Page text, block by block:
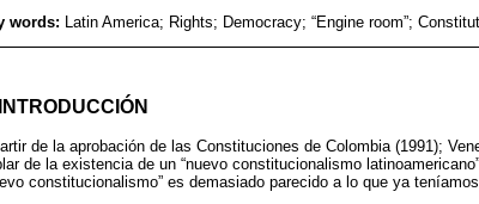
words:
Latin America; Rights; Democracy; “Engine room”;
de la aprobación de las Constituciones de Colombia (1991);
de la existencia de un “nuevo constitucionalismo
constitucionalismo” es demasiado parecido a lo que ya